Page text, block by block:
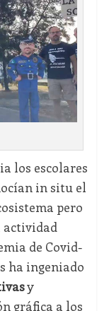
los escolares
in situ el
pero
actividad
de Covid-
ha ingeniado
y
gráfica a los